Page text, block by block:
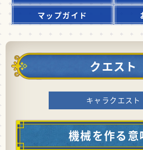
マップガイド
クエスト
キャラクエスト
機械を作る意